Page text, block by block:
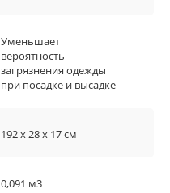
Уменьшает
вероятность
загрязнения одежды
при посадке и высадке
192 х 28 х 17 см
0,091 м3